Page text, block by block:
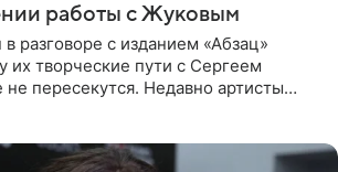
работы с Жуковым
разговоре с изданием «Абзац»
их творческие пути с Сергеем
пересекутся. Недавно артисты